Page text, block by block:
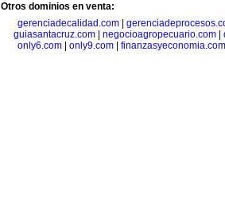
Otros dominios en venta:
gerenciadecalidad.com|
guiasantacruz.com
negocioagropecuario.com
only6.com| only9.com| finanzasyeconomia.com